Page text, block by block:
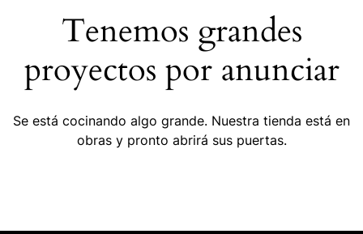
Tenemos grandes
proyectos por anunciar
Se está cocinando algo grande. Nuestra tienda está en
obras y pronto abrirá sus puertas.